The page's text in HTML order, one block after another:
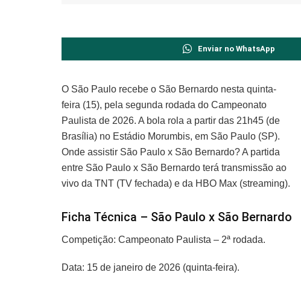
Enviar no WhatsApp
O São Paulo recebe o São Bernardo nesta quinta-
feira (15), pela segunda rodada do Campeonato
Paulista de 2026. A bola rola a partir das 21h45 (de
Brasília) no Estádio Morumbis, em São Paulo (SP).
Onde assistir São Paulo x São Bernardo? A partida
entre São Paulo x São Bernardo terá transmissão ao
vivo da TNT (TV fechada) e da HBO Max (streaming).
Ficha Técnica – São Paulo x São Bernardo
Competição: Campeonato Paulista – 2ª rodada.
Data: 15 de janeiro de 2026 (quinta-feira).